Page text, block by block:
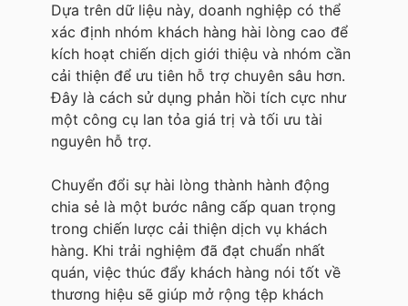
Dựa trên dữ liệu này, doanh nghiệp có thể
xác định nhóm khách hàng hài lòng cao để
kích hoạt chiến dịch giới thiệu và nhóm cần
cải thiện để ưu tiên hỗ trợ chuyên sâu hơn.
Đây là cách sử dụng phản hồi tích cực như
một công cụ lan tỏa giá trị và tối ưu tài
nguyên hỗ trợ.
Chuyển đổi sự hài lòng thành hành động
chia sẻ là một bước nâng cấp quan trọng
trong chiến lược cải thiện dịch vụ khách
hàng. Khi trải nghiệm đã đạt chuẩn nhất
quán, việc thúc đẩy khách hàng nói tốt về
thương hiệu sẽ giúp mở rộng tệp khách